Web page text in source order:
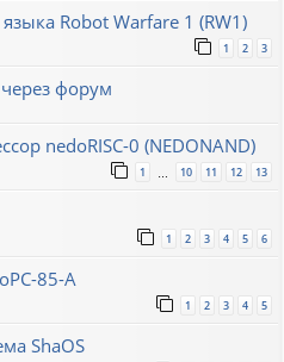
Robot Warfare 1 (RW1)
1 2 3
форум
nedoRISC-0 (NEDONAND)
1 10 11 12 13
1 2 3 4 5 6
85-A
1 2 3 4 5
ShaOS